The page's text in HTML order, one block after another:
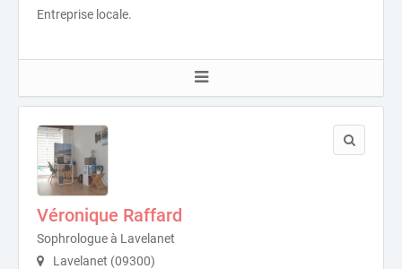
Entreprise locale.
Véronique Raffard
Sophrologue à Lavelanet
Lavelanet (09300)